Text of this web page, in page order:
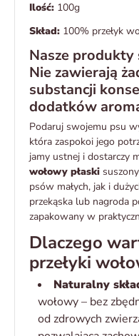
Ilość: 100g
Skład: 100% przełyk
Nasze
Nie zawierają
substancji
dodatków
Podaruj swojemu psu
która zaspokoi jego
jamy ustnej i dostarczy
wołowy płaski
psów małych, jak i
przekąska lub nagroda
zapakowany w
Dlaczego
przełyki
Naturalny
wołowy – bez
od zdrowych